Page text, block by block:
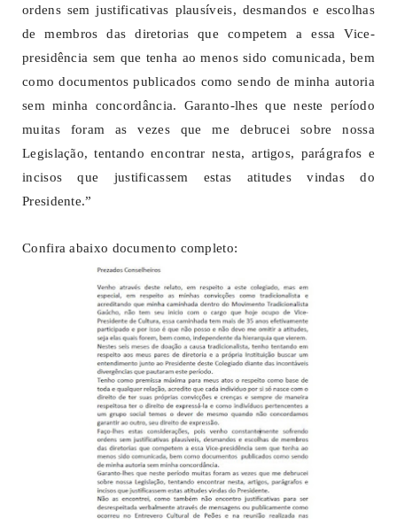
ordens sem justificativas plausíveis, desmandos e escolhas
de membros das diretorias que competem a essa Vice-
presidência sem que tenha ao menos sido comunicada, bem
como documentos publicados como sendo de minha autoria
sem minha concordância. Garanto-lhes que neste período
muitas foram as vezes que me debrucei sobre nossa
Legislação, tentando encontrar nesta, artigos, parágrafos e
incisos que justificassem estas atitudes vindas do
Presidente.”
Confira abaixo documento completo: